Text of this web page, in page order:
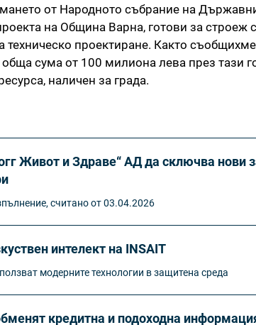
от Народното събрание на
на Община Варна, готови за строеж
техническо проектиране. Както
сума от 100 милиона лева през тази
наличен за града.
Живот и Здраве“ АД да сключва нови
считано от 03.04.2026
интелект на INSAIT
модерните технологии в защитена среда
кредитна и подоходна